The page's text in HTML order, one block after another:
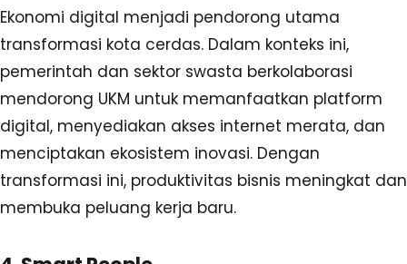
Ekonomi digital menjadi pendorong utama
transformasi kota cerdas. Dalam konteks ini,
pemerintah dan sektor swasta berkolaborasi
mendorong UKM untuk memanfaatkan platform
digital, menyediakan akses internet merata, dan
menciptakan ekosistem inovasi. Dengan
transformasi ini, produktivitas bisnis meningkat dan
membuka peluang kerja baru.